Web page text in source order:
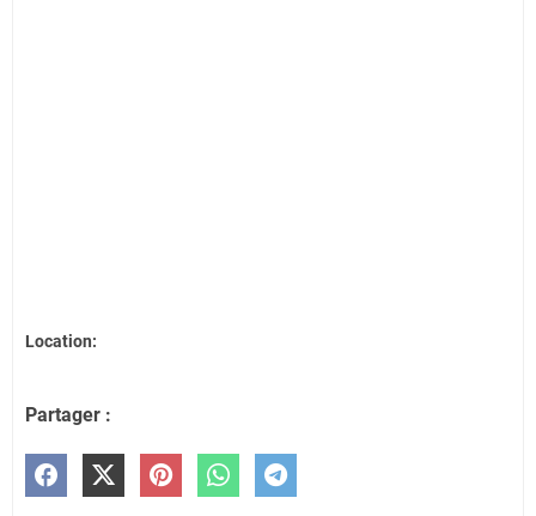
Location:
Partager :